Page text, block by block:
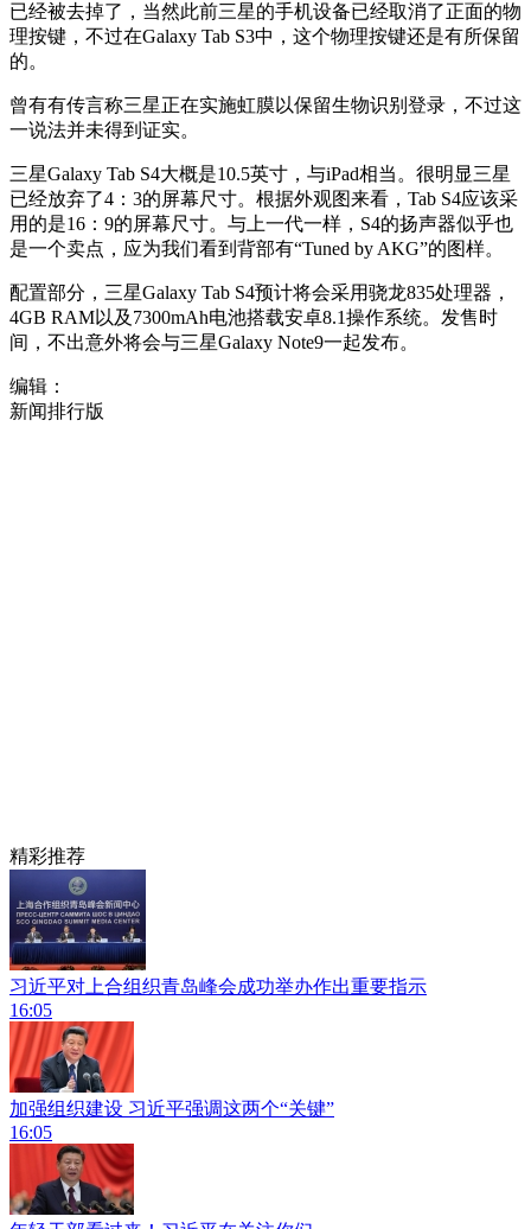
已经被去掉了，当然此前三星的手机设备已经取消了正面的物
理按键，不过在Galaxy Tab S3中，这个物理按键还是有所保留
的。
曾有有传言称三星正在实施虹膜以保留生物识别登录，不过这
一说法并未得到证实。
三星Galaxy Tab S4大概是10.5英寸，与iPad相当。很明显三星
已经放弃了4：3的屏幕尺寸。根据外观图来看，Tab S4应该采
用的是16：9的屏幕尺寸。与上一代一样，S4的扬声器似乎也
是一个卖点，应为我们看到背部有“Tuned by AKG”的图样。
配置部分，三星Galaxy Tab S4预计将会采用骁龙835处理器，
4GB RAM以及7300mAh电池搭载安卓8.1操作系统。发售时
间，不出意外将会与三星Galaxy Note9一起发布。
编辑：
新闻排行版
精彩推荐
习近平对上合组织青岛峰会成功举办作出重要指示
16:05
加强组织建设 习近平强调这两个“关键”
16:05